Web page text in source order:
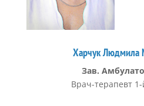
Харчук Людмила
Зав.
Врач-терапевт